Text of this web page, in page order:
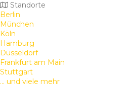
Standorte
Berlin
München
Köln
Hamburg
Düsseldorf
Frankfurt am Main
Stuttgart
... und viele mehr